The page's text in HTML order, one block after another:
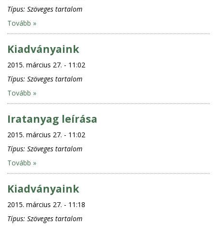
Típus: Szöveges tartalom
Tovább »
Kiadványaink
2015. március 27. - 11:02
Típus: Szöveges tartalom
Tovább »
Iratanyag leírása
2015. március 27. - 11:02
Típus: Szöveges tartalom
Tovább »
Kiadványaink
2015. március 27. - 11:18
Típus: Szöveges tartalom